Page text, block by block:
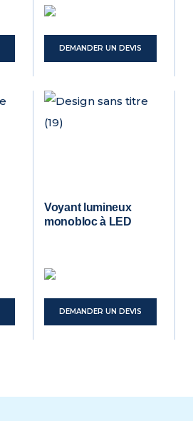
DEMANDER UN DEVIS
Voyant lumineux
monobloc à LED
DEMANDER UN DEVIS